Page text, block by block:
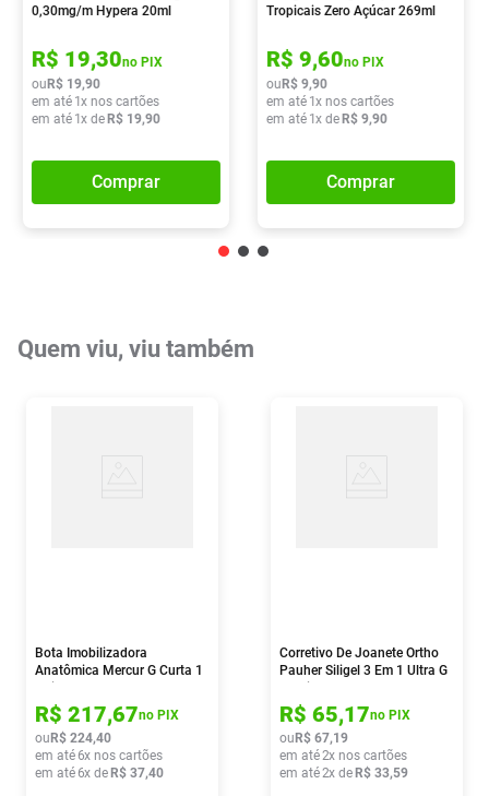
0,30mg/m Hypera 20ml
R$ 19,30no PIX
ou R$ 19,90
em até 1x nos cartões
em até 1x de R$ 19,90
Comprar
Tropicais Zero Açúcar 269ml
R$ 9,60no PIX
ou R$ 9,90
em até 1x nos cartões
em até 1x de R$ 9,90
Comprar
Quem viu, viu também
Bota Imobilizadora
Anatômica Mercur G Curta 1
R$ 217,67no PIX
ou R$ 224,40
em até6x nos cartões
em até6x de R$ 37,40
Corretivo De Joanete Ortho
Pauher Siligel 3 Em 1 Ultra G
R$ 65,17no PIX
ou R$ 67,19
em até2x nos cartões
em até2x de R$ 33,59